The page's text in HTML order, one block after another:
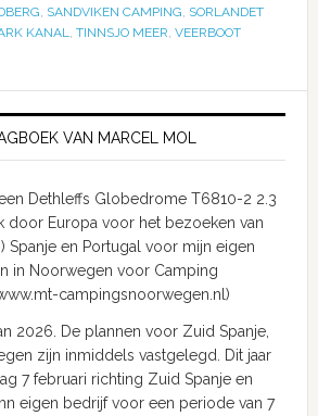
, SANDVIKEN CAMPING, SORLANDET
KANAL, TINNSJO MEER, VEERBOOT
VAN MARCEL MOL
Dethleffs Globedrome T6810-2 2.3
door Europa voor het bezoeken van
Spanje en Portugal voor mijn eigen
in Noorwegen voor Camping
campingsnoorwegen.nl)
2026. De plannen voor Zuid Spanje,
zijn inmiddels vastgelegd. Dit jaar
7 februari richting Zuid Spanje en
eigen bedrijf voor een periode van 7